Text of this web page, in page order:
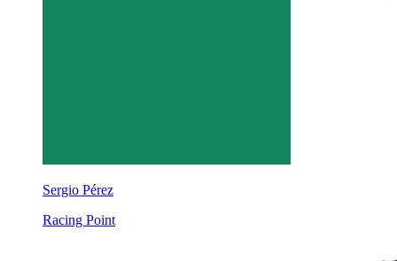
Sergio Pérez
Racing Point